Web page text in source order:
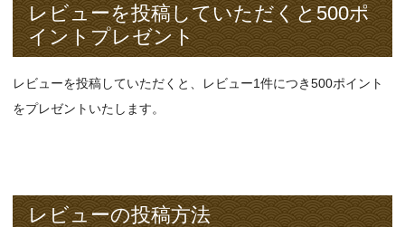
レビューを投稿していただくと500ポ
イントプレゼント
レビューを投稿していただくと、レビュー1件につき500ポイント
をプレゼントいたします。
レビューの投稿方法